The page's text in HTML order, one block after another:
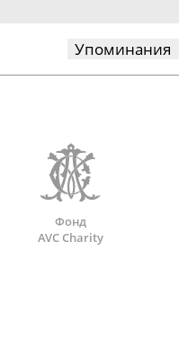
Упоминания
Фонд
AVC Charity